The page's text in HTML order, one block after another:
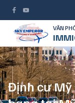
VĂN
Định cư Mỹ